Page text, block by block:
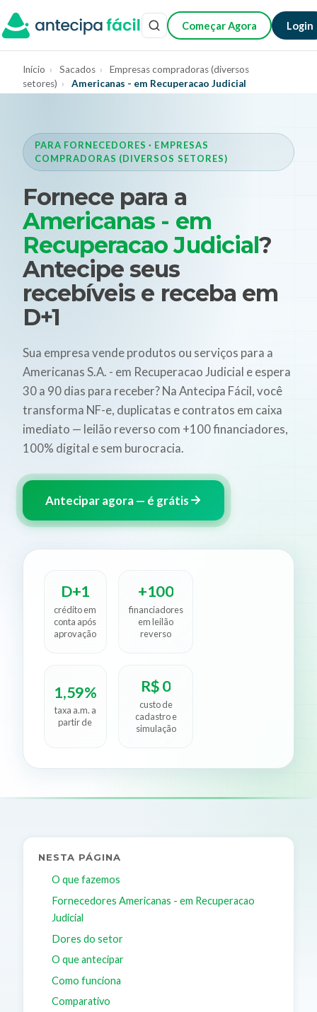
Começar Agora Login
Início › Sacados ›
Empresas compradoras (diversos
setores) › Americanas - em Recuperacao Judicial
PARA FORNECEDORES · EMPRESAS
COMPRADORAS (DIVERSOS SETORES)
Fornece para a
Americanas - em
Recuperacao Judicial?
Antecipe seus
recebíveis e receba em
D+1
Sua empresa vende produtos ou serviços para a
Americanas S.A. - em Recuperacao Judicial e espera
30 a 90 dias para receber? Na Antecipa Fácil, você
transforma NF-e, duplicatas e contratos em caixa
imediato — leilão reverso com +100 financiadores,
100% digital e sem burocracia.
Antecipar agora — é grátis
D+1
crédito em
conta após
aprovação
+100
financiadores
em leilão
reverso
1,59%
taxa a.m. a
partir de
R$ 0
custo de
cadastro e
simulação
NESTA PÁGINA
O que fazemos
Fornecedores Americanas - em Recuperacao
Judicial
Dores do setor
O que antecipar
Como funciona
Comparativo